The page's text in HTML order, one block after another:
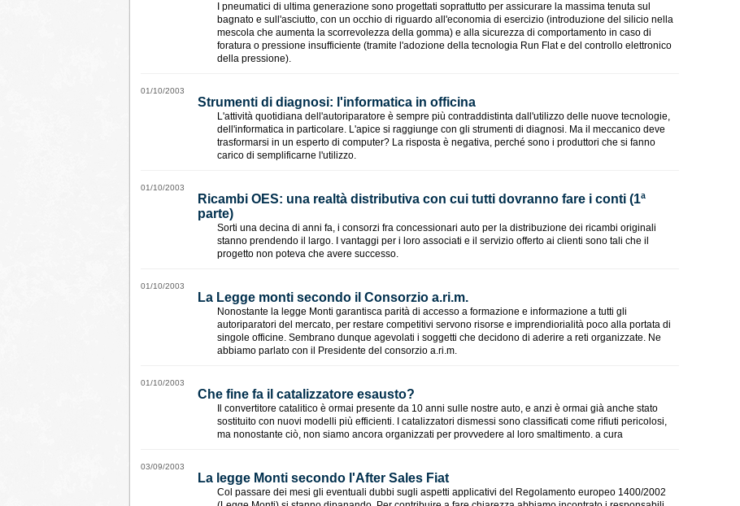
I pneumatici di ultima generazione sono progettati soprattutto per assicurare la massima tenuta sul
bagnato e sull'asciutto, con un occhio di riguardo all'economia di esercizio (introduzione del silicio nella
mescola che aumenta la scorrevolezza della gomma) e alla sicurezza di comportamento in caso di
foratura o pressione insufficiente (tramite l'adozione della tecnologia Run Flat e del controllo elettronico
della pressione).
01/10/2003
Strumenti di diagnosi: l'informatica in officina
L'attività quotidiana dell'autoriparatore è sempre più contraddistinta dall'utilizzo delle nuove tecnologie,
dell'informatica in particolare. L'apice si raggiunge con gli strumenti di diagnosi. Ma il meccanico deve
trasformarsi in un esperto di computer? La risposta è negativa, perché sono i produttori che si fanno
carico di semplificarne l'utilizzo.
01/10/2003
Ricambi OES: una realtà distributiva con cui tutti dovranno fare i conti (1ª
parte)
Sorti una decina di anni fa, i consorzi fra concessionari auto per la distribuzione dei ricambi originali
stanno prendendo il largo. I vantaggi per i loro associati e il servizio offerto ai clienti sono tali che il
progetto non poteva che avere successo.
01/10/2003
La Legge monti secondo il Consorzio a.ri.m.
Nonostante la legge Monti garantisca parità di accesso a formazione e informazione a tutti gli
autoriparatori del mercato, per restare competitivi servono risorse e imprendiorialità poco alla portata di
singole officine. Sembrano dunque agevolati i soggetti che decidono di aderire a reti organizzate. Ne
abbiamo parlato con il Presidente del consorzio a.ri.m.
01/10/2003
Che fine fa il catalizzatore esausto?
Il convertitore catalitico è ormai presente da 10 anni sulle nostre auto, e anzi è ormai già anche stato
sostituito con nuovi modelli più efficienti. I catalizzatori dismessi sono classificati come rifiuti pericolosi,
ma nonostante ciò, non siamo ancora organizzati per provvedere al loro smaltimento. a cura
03/09/2003
La legge Monti secondo l'After Sales Fiat
Col passare dei mesi gli eventuali dubbi sugli aspetti applicativi del Regolamento europeo 1400/2002